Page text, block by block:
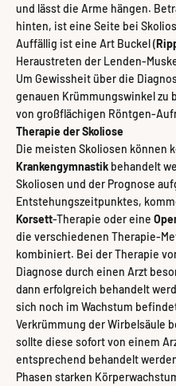
und lässt die Arme hängen.
hinten, ist eine Seite bei
Auffällig ist eine Art Buckel (
Heraustreten der Lenden-
Um Gewissheit über die
genauen Krümmungswinkel zu
von großflächigen Röntgen-
Therapie der Skoliose
Die meisten Skoliosen können
Krankengymnastik behandelt
Skoliosen und der Prognose
Entstehungszeitpunktes,
Korsett-Therapie oder eine
die verschiedenen Therapie-
kombiniert. Bei der Therapie
Diagnose durch einen Arzt
dann erfolgreich behandelt
sich noch im Wachstum
Verkrümmung der Wirbelsäule
sollte diese sofort von einem
entsprechend behandelt
Phasen starken